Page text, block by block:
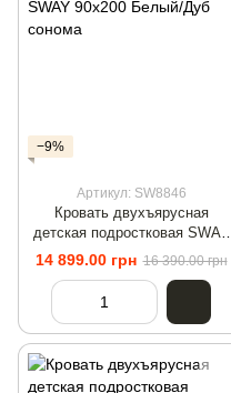
−9%
Артикул: SW8846
Кровать двухъярусная
детская подростковая SWAY
90x200 Белый/Дуб сонома
14 899.00 грн 16 390.00 грн